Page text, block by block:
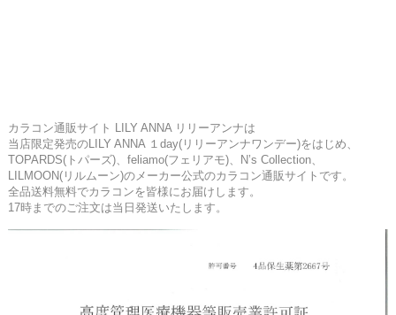
カラコン通販サイト LILY ANNA リリーアンナは
当店限定発売のLILY ANNA １day(リリーアンナワンデー)をはじめ、
TOPARDS(トパーズ)、feliamo(フェリアモ)、N’s Collection、
LILMOON(リルムーン)のメーカー公式のカラコン通販サイトです。
全品送料無料でカラコンを皆様にお届けします。
17時までのご注文は当日発送いたします。